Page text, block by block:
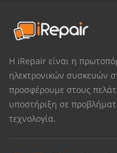
Η iRepair είναι η
ηλεκτρονικών συσκευών
προσφέρουμε στους
υποστήριξη σε
τεχνολογία.